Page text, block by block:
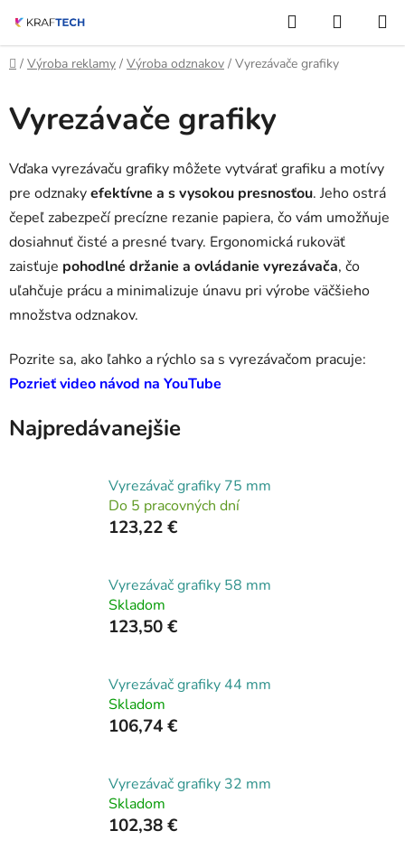
obsah
Hľadať
KOŠÍK
Domov
/ Výroba reklamy / Výroba odznakov / Vyrezávače grafiky
Vyrezávače grafiky
Vďaka vyrezávaču grafiky môžete vytvárať grafiku a motívy
pre odznakyefektívne a s vysokou presnosťou. Jeho ostrá
čepeľ zabezpečí precízne rezanie papiera, čo vám umožňuje
dosiahnuť čisté a presné tvary. Ergonomická rukoväť
zaisťuje pohodlné držanie a ovládanie vyrezávača, čo
uľahčuje prácu a minimalizuje únavu pri výrobe väčšieho
množstva odznakov.
Pozrite sa, ako ľahko a rýchlo sa s vyrezávačom pracuje:
Pozrieť video návod na YouTube
Najpredávanejšie
Vyrezávač grafiky 75 mm
Do 5 pracovných dní
123,22 €
Vyrezávač grafiky 58 mm
Skladom
123,50 €
Vyrezávač grafiky 44 mm
Skladom
106,74 €
Vyrezávač grafiky 32 mm
Skladom
102,38 €